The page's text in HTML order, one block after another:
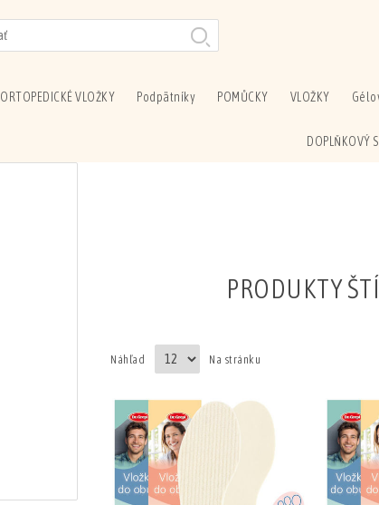
ORTOPEDICKÉ VLOŽKY Podpätníky POMŮCKY VLOŽKY
DOPLŇKOVÝ
PRODUKTY
Náhľad Na stránku